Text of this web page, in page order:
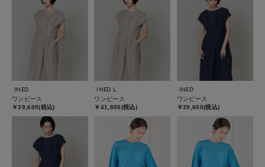
INED
ワンピース
￥39,600(税込)
INED L
ワンピース
￥41,800(税込)
INED
ワンピース
￥39,600(税込)